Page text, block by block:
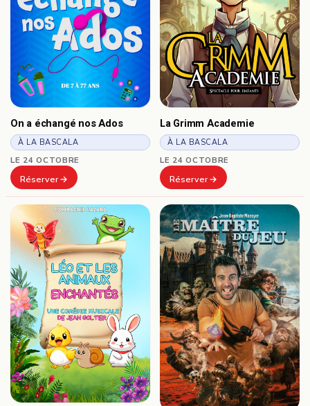
On a échangé nos Ados
À LA BASCALA
LE 24 OCTOBRE
Réserver
La Grimm Academie
À LA BASCALA
LE 24 OCTOBRE
Réserver